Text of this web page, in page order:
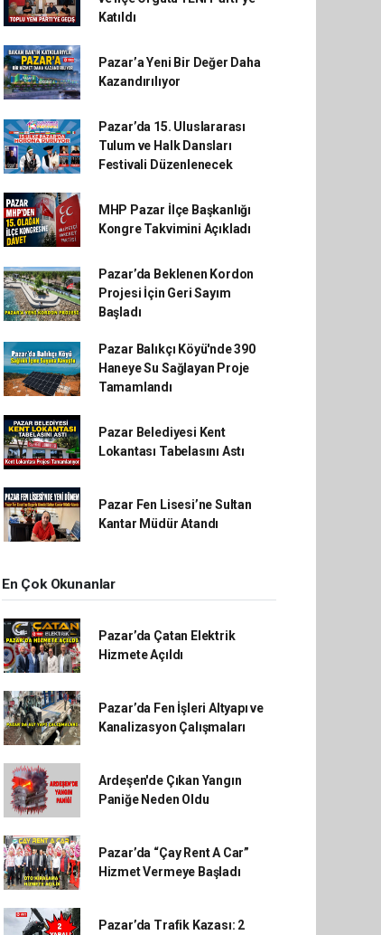
Katıldı
Pazar’a Yeni Bir Değer Daha
Kazandırılıyor
Pazar’da 15. Uluslararası
Tulum ve Halk Dansları
Festivali Düzenlenecek
MHP Pazar İlçe Başkanlığı
Kongre Takvimini Açıkladı
Pazar’da Beklenen Kordon
Projesi İçin Geri Sayım
Başladı
Pazar Balıkçı Köyü'nde 390
Haneye Su Sağlayan Proje
Tamamlandı
Pazar Belediyesi Kent
Lokantası Tabelasını Astı
Pazar Fen Lisesi’ne Sultan
Kantar Müdür Atandı
En Çok Okunanlar
Pazar’da Çatan Elektrik
Hizmete Açıldı
Pazar’da Fen İşleri Altyapı ve
Kanalizasyon Çalışmaları
Ardeşen'de Çıkan Yangın
Paniğe Neden Oldu
Pazar’da “Çay Rent A Car”
Hizmet Vermeye Başladı
Pazar’da Trafik Kazası: 2